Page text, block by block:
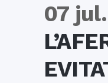
07 jul.